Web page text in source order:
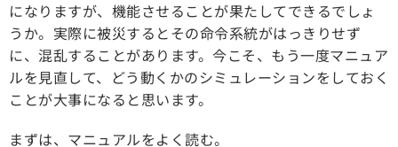
になりますが、機能させることが果たしてできるでしょ
うか。実際に被災するとその命令系統がはっきりせず
に、混乱することがあります。今こそ、もう一度マニュア
ルを見直して、どう動くかのシミュレーションをしておく
ことが大事になると思います。
まずは、マニュアルをよく読む。